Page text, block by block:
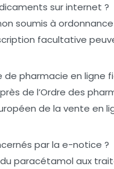
sur internet ?
soumis à
facultative
pharmacie en ligne
de l’Ordre des
de la vente en
par la e-notice ?
du paracétamol aux